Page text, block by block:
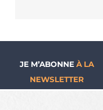
JE M’ABONNE À LA
NEWSLETTER